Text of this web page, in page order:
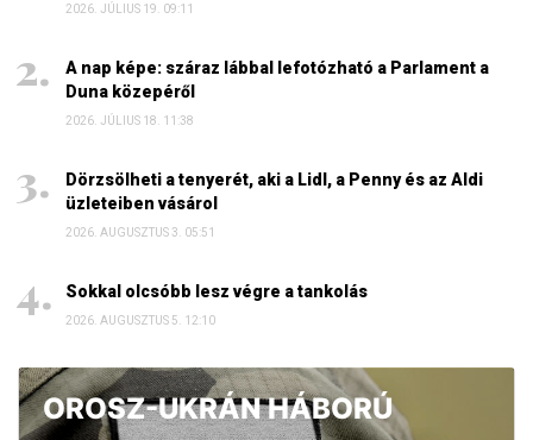
2026. JÚLIUS 19. 09:11
A nap képe: száraz lábbal lefotózható a Parlament a
Duna közepéről
2026. JÚLIUS 18. 11:38
Dörzsölheti a tenyerét, aki a Lidl, a Penny és az Aldi
üzleteiben vásárol
2026. AUGUSZTUS 3. 05:51
Sokkal olcsóbb lesz végre a tankolás
2026. AUGUSZTUS 5. 12:10
OROSZ-UKRÁN HÁBORÚ